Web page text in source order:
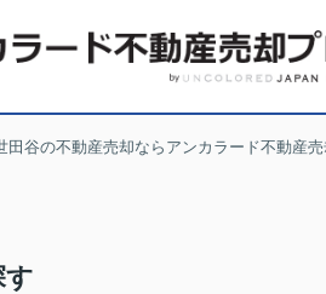
田谷の不動産売却ならアンカラード不動産売
す